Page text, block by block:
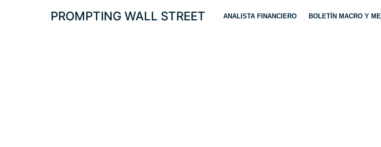
PROMPTING WALL STREET ANALISTA FINANCIERO BOLETÍN MACRO Y